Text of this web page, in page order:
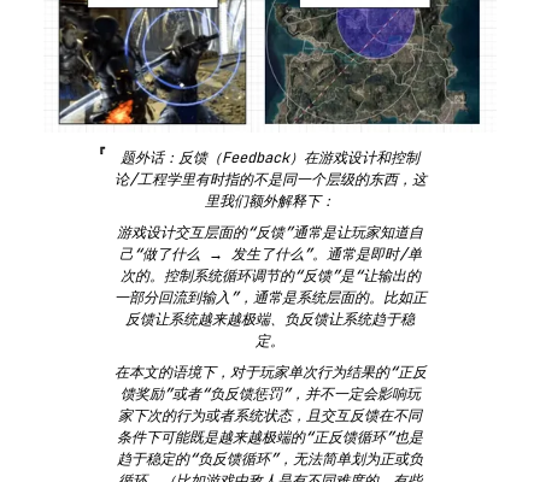
题外话：反馈（Feedback）在游戏设计和控制
论/工程学里有时指的不是同一个层级的东西，这
里我们额外解释下：
游戏设计交互层面的“反馈”通常是让玩家知道自
己“做了什么 → 发生了什么”。通常是即时/单
次的。控制系统循环调节的“反馈”是“让输出的
一部分回流到输入”，通常是系统层面的。比如正
反馈让系统越来越极端、负反馈让系统趋于稳
定。
在本文的语境下，对于玩家单次行为结果的“正反
馈奖励”或者“负反馈惩罚”，并不一定会影响玩
家下次的行为或者系统状态，且交互反馈在不同
条件下可能既是越来越极端的“正反馈循环”也是
趋于稳定的“负反馈循环”，无法简单划为正或负